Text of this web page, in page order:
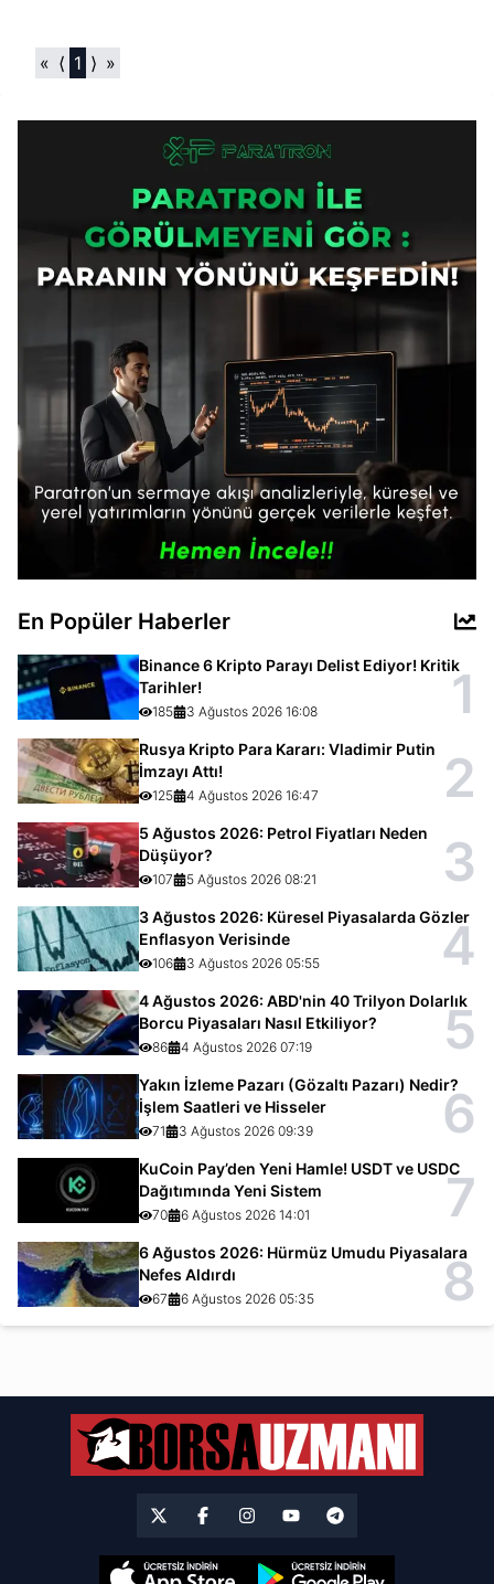
« ⟨ 1 ⟩ »
En Popüler Haberler
Binance 6 Kripto Parayı Delist Ediyor! Kritik
Tarihler!
185 3 Ağustos 2026 16:08 1
Rusya Kripto Para Kararı: Vladimir Putin
İmzayı Attı!
125 4 Ağustos 2026 16:47 2
5 Ağustos 2026: Petrol Fiyatları Neden
Düşüyor?
107 5 Ağustos 2026 08:21 3
3 Ağustos 2026: Küresel Piyasalarda Gözler
Enflasyon Verisinde
106 3 Ağustos 2026 05:55 4
4 Ağustos 2026: ABD'nin 40 Trilyon Dolarlık
Borcu Piyasaları Nasıl Etkiliyor?
86 4 Ağustos 2026 07:19 5
Yakın İzleme Pazarı (Gözaltı Pazarı) Nedir?
İşlem Saatleri ve Hisseler
71 3 Ağustos 2026 09:39 6
KuCoin Pay’den Yeni Hamle! USDT ve USDC
Dağıtımında Yeni Sistem
70 6 Ağustos 2026 14:01 7
6 Ağustos 2026: Hürmüz Umudu Piyasalara
Nefes Aldırdı
67 6 Ağustos 2026 05:35 8